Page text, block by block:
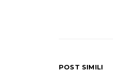
POST SIMILI